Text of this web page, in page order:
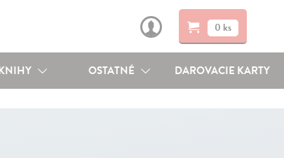
0 ks
OSTATNÉ DAROVACIE KARTY